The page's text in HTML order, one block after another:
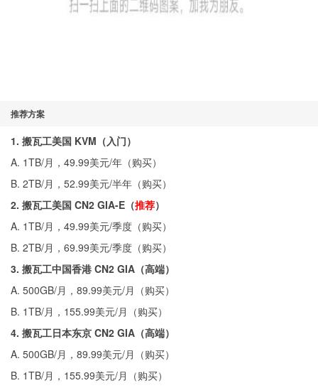
推荐方案
1. 搬瓦工美国 KVM（入门）
A. 1TB/月，49.99美元/年（购买）
B. 2TB/月，52.99美元/半年（购买）
2. 搬瓦工美国 CN2 GIA-E（推荐）
A. 1TB/月，49.99美元/季度（购买）
B. 2TB/月，69.99美元/季度（购买）
3. 搬瓦工中国香港 CN2 GIA（高端）
A. 500GB/月，89.99美元/月（购买）
B. 1TB/月，155.99美元/月（购买）
4. 搬瓦工日本东京 CN2 GIA（高端）
A. 500GB/月，89.99美元/月（购买）
B. 1TB/月，155.99美元/月（购买）